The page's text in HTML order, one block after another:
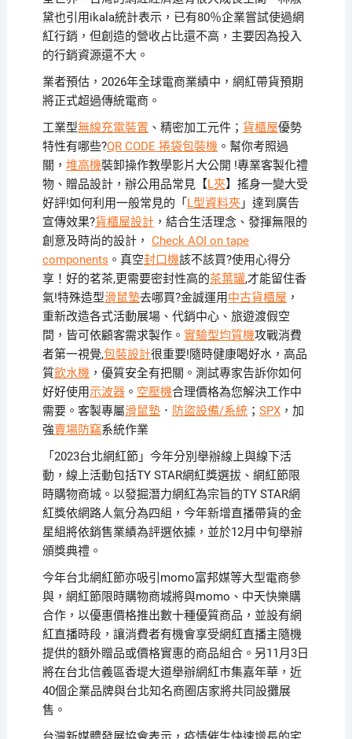
黛也引用ikala統計表示，已有80％企業嘗試使過網
紅行銷，但創造的營收占比還不高，主要因為投入
的行銷資源還不大。
業者預估，2026年全球電商業績中，網紅帶貨預期
將正式超過傳統電商。
工業型無線充電裝置 、精密加工元件； 貨櫃屋優勢
特性有哪些?QR CODE 捲袋包裝機。幫你考照過
關， 堆高機裝卸操作教學影片大公開 !專業客製化禮
物、贈品設計，辦公用品常見【L夾】搖身一變大受
好評!如何利用一般常見的「 L型資料夾」達到廣告
宣傳效果?貨櫃屋設計，結合生活理念、發揮無限的
創意及時尚的設計， Check AOI on tape
components 。真空封口機該不該買?使用心得分
享！好的茗茶,更需要密封性高的茶葉罐,才能留住香
氣!特殊造型滑鼠墊去哪買?金誠運用中古貨櫃屋 ，
重新改造各式活動展場、代銷中心、旅遊渡假空
間，皆可依顧客需求製作。 實驗型均質機攻戰消費
者第一視覺,包裝設計很重要!隨時健康喝好水，高品
質飲水機，優質安全有把關。測試專家告訴你如何
好好使用示波器。 空壓機合理價格為您解決工作中
需要。客製專屬滑鼠墊． 防盜設備/系統； SPX，加
強賣場防竊系統作業
「2023台北網紅節」今年分別舉辦線上與線下活
動，線上活動包括TY STAR網紅獎選拔、網紅節限
時購物商城。以發掘潛力網紅為宗旨的TY STAR網
紅獎依網路人氣分為四組，今年新增直播帶貨的金
星組將依銷售業績為評選依據，並於12月中旬舉辦
頒獎典禮。
今年台北網紅節亦吸引momo富邦媒等大型電商參
與，網紅節限時購物商城將與momo、中天快樂購
合作，以優惠價格推出數十種優質商品，並設有網
紅直播時段，讓消費者有機會享受網紅直播主隨機
提供的額外贈品或價格實惠的商品組合。另11月3日
將在台北信義區香堤大道舉辦網紅市集嘉年華，近
40個企業品牌與台北知名商圈店家將共同設攤展
售。